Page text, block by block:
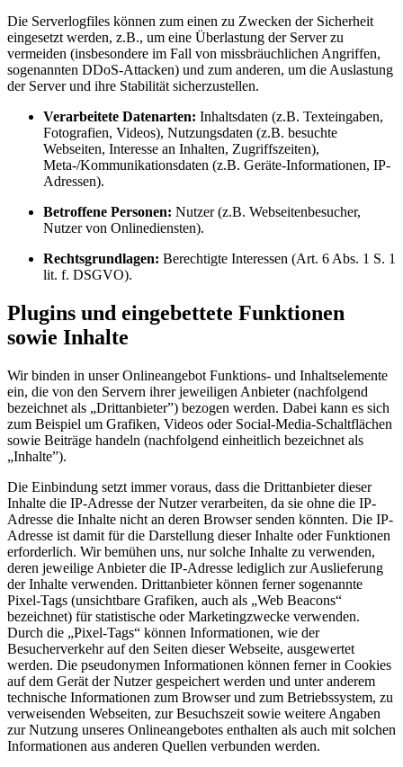
Die Serverlogfiles können zum einen zu Zwecken der Sicherheit
eingesetzt werden, z.B., um eine Überlastung der Server zu
vermeiden (insbesondere im Fall von missbräuchlichen Angriffen,
sogenannten DDoS-Attacken) und zum anderen, um die Auslastung
der Server und ihre Stabilität sicherzustellen.
Verarbeitete Datenarten: Inhaltsdaten (z.B. Texteingaben,
Fotografien, Videos), Nutzungsdaten (z.B. besuchte
Webseiten, Interesse an Inhalten, Zugriffszeiten),
Meta-/Kommunikationsdaten (z.B. Geräte-Informationen, IP-
Adressen).
Betroffene Personen: Nutzer (z.B. Webseitenbesucher,
Nutzer von Onlinediensten).
Rechtsgrundlagen: Berechtigte Interessen (Art. 6 Abs. 1 S. 1
lit. f. DSGVO).
Plugins und eingebettete Funktionen
sowie Inhalte
Wir binden in unser Onlineangebot Funktions- und Inhaltselemente
ein, die von den Servern ihrer jeweiligen Anbieter (nachfolgend
bezeichnet als „Drittanbieter”) bezogen werden. Dabei kann es sich
zum Beispiel um Grafiken, Videos oder Social-Media-Schaltflächen
sowie Beiträge handeln (nachfolgend einheitlich bezeichnet als
„Inhalte”).
Die Einbindung setzt immer voraus, dass die Drittanbieter dieser
Inhalte die IP-Adresse der Nutzer verarbeiten, da sie ohne die IP-
Adresse die Inhalte nicht an deren Browser senden könnten. Die IP-
Adresse ist damit für die Darstellung dieser Inhalte oder Funktionen
erforderlich. Wir bemühen uns, nur solche Inhalte zu verwenden,
deren jeweilige Anbieter die IP-Adresse lediglich zur Auslieferung
der Inhalte verwenden. Drittanbieter können ferner sogenannte
Pixel-Tags (unsichtbare Grafiken, auch als „Web Beacons“
bezeichnet) für statistische oder Marketingzwecke verwenden.
Durch die „Pixel-Tags“ können Informationen, wie der
Besucherverkehr auf den Seiten dieser Webseite, ausgewertet
werden. Die pseudonymen Informationen können ferner in Cookies
auf dem Gerät der Nutzer gespeichert werden und unter anderem
technische Informationen zum Browser und zum Betriebssystem, zu
verweisenden Webseiten, zur Besuchszeit sowie weitere Angaben
zur Nutzung unseres Onlineangebotes enthalten als auch mit solchen
Informationen aus anderen Quellen verbunden werden.